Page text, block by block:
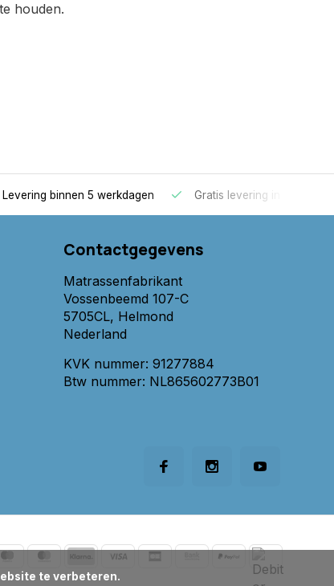
houden.
Levering binnen 5 werkdagen Gratis levering in
Contactgegevens
Matrassenfabrikant
Vossenbeemd 107-C
5705CL, Helmond
Nederland
KVK nummer: 91277884
Btw nummer: NL865602773B01